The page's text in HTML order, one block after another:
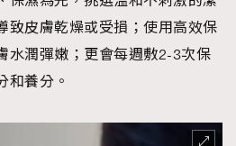
DressLikeAParisienne
FigaroAesthetic
致皮膚乾燥或受損；使用高效保
水潤彈嫩；更會每週敷2-3次保
和養分。